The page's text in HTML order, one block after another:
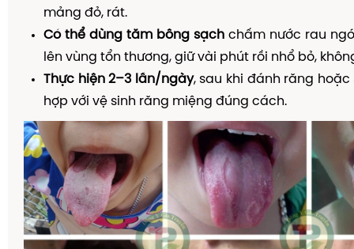
mảng đỏ, rát.
Có thể dùng tăm bông sạch chấm nước rau
lên vùng tổn thương, giữ vài phút rồi nhổ bỏ,
Thực hiện 2–3 lần/ngày, sau khi đánh răng hoặc
hợp với vệ sinh răng miệng đúng cách.